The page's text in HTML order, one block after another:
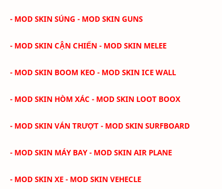
- MOD SKIN SÚNG - MOD SKIN GUNS
- MOD SKIN CẬN CHIẾN - MOD SKIN MELEE
- MOD SKIN BOOM KEO - MOD SKIN ICE WALL
- MOD SKIN HÒM XÁC - MOD SKIN LOOT BOOX
- MOD SKIN VÁN TRƯỢT - MOD SKIN SURFBOARD
- MOD SKIN MÁY BAY - MOD SKIN AIR PLANE
- MOD SKIN XE - MOD SKIN VEHECLE